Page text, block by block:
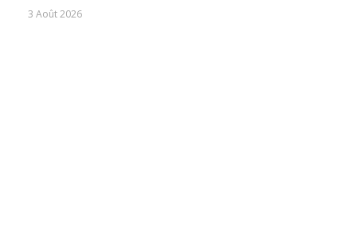
3 Août 2026